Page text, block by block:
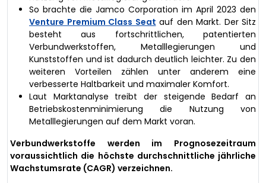
So brachte die Jamco Corporation im April 2023 den
Venture Premium Class Seat auf den Markt. Der Sitz
besteht aus fortschrittlichen, patentierten
Verbundwerkstoffen, Metalllegierungen und
Kunststoffen und ist dadurch deutlich leichter. Zu den
weiteren Vorteilen zählen unter anderem eine
verbesserte Haltbarkeit und maximaler Komfort.
Laut Marktanalyse treibt der steigende Bedarf an
Betriebskostenminimierung die Nutzung von
Metalllegierungen auf dem Markt voran.
Verbundwerkstoffe werden im Prognosezeitraum
voraussichtlich die höchste durchschnittliche jährliche
Wachstumsrate (CAGR) verzeichnen.